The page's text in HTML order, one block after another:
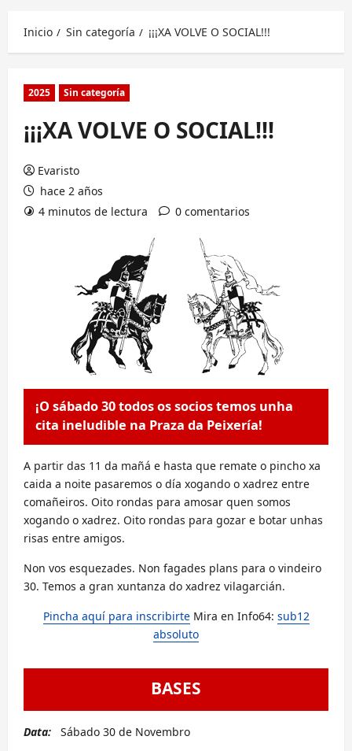
Inicio
Sin categoría ¡¡¡XA VOLVE O SOCIAL!!!
2025 Sin categoría
¡¡¡XA VOLVE O SOCIAL!!!
Evaristo
hace 2 años
4 minutos de lectura
0 comentarios
¡O sábado 30 todos os socios temos unha
cita ineludible na Praza da Peixería!
A partir das 11 da mañá e hasta que remate o pincho xa
caida a noite pasaremos o día xogando o xadrez entre
comañeiros. Oito rondas para amosar quen somos
xogando o xadrez. Oito rondas para gozar e botar unhas
risas entre amigos.
Non vos esquezades. Non fagades plans para o vindeiro
30. Temos a gran xuntanza do xadrez vilagarcián.
Pincha aquí para inscribirteMira en Info64: sub12
absoluto
BASES
Data: Sábado 30 de Novembro